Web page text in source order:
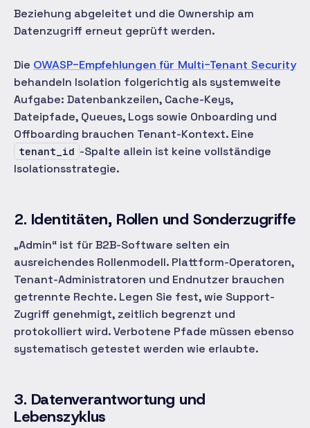
Beziehung abgeleitet und die Ownership am
Datenzugriff erneut geprüft werden.
Die OWASP-Empfehlungen für Multi-Tenant Security
behandeln Isolation folgerichtig als systemweite
Aufgabe: Datenbankzeilen, Cache-Keys,
Dateipfade, Queues, Logs sowie Onboarding und
Offboarding brauchen Tenant-Kontext. Eine
tenant_id -Spalte allein ist keine vollständige
Isolationsstrategie.
2. Identitäten, Rollen und Sonderzugriffe
„Admin“ ist für B2B-Software selten ein
ausreichendes Rollenmodell. Plattform-Operatoren,
Tenant-Administratoren und Endnutzer brauchen
getrennte Rechte. Legen Sie fest, wie Support-
Zugriff genehmigt, zeitlich begrenzt und
protokolliert wird. Verbotene Pfade müssen ebenso
systematisch getestet werden wie erlaubte.
3. Datenverantwortung und
Lebenszyklus